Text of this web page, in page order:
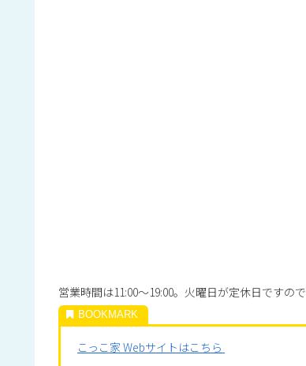
営業時間は11:00～19:00。火曜日が定休日ですの
こっこ家 Webサイトはこちら